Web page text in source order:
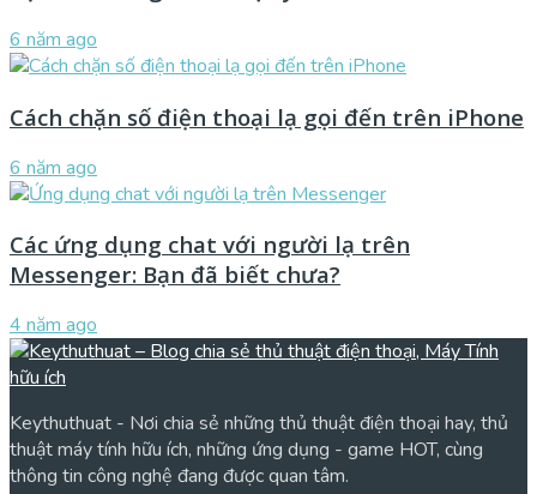
6 năm ago
Cách chặn số điện thoại lạ gọi đến trên iPhone
6 năm ago
Các ứng dụng chat với người lạ trên
Messenger: Bạn đã biết chưa?
4 năm ago
Keythuthuat - Nơi chia sẻ những thủ thuật điện thoại hay, thủ
thuật máy tính hữu ích, những ứng dụng - game HOT, cùng
thông tin công nghệ đang được quan tâm.